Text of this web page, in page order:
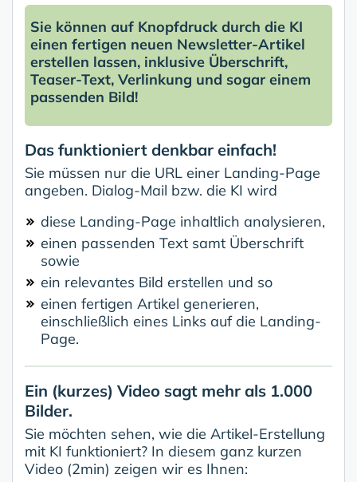
Sie können auf Knopfdruck durch die KI
einen fertigen neuen Newsletter-Artikel
erstellen lassen, inklusive Überschrift,
Teaser-Text, Verlinkung und sogar einem
passenden Bild!
Das funktioniert denkbar einfach!
Sie müssen nur die URL einer Landing-Page
angeben. Dialog-Mail bzw. die KI wird
diese Landing-Page inhaltlich analysieren,
einen passenden Text samt Überschrift
sowie
ein relevantes Bild erstellen und so
einen fertigen Artikel generieren,
einschließlich eines Links auf die Landing-
Page.
Ein (kurzes) Video sagt mehr als 1.000
Bilder.
Sie möchten sehen, wie die Artikel-Erstellung
mit KI funktioniert? In diesem ganz kurzen
Video (2min) zeigen wir es Ihnen: